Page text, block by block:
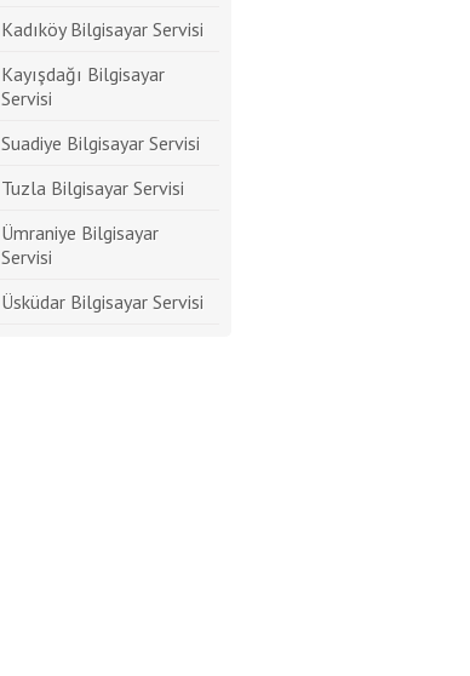
Kadıköy Bilgisayar Servisi
Kayışdağı Bilgisayar
Servisi
Suadiye Bilgisayar Servisi
Tuzla Bilgisayar Servisi
Ümraniye Bilgisayar
Servisi
Üsküdar Bilgisayar Servisi